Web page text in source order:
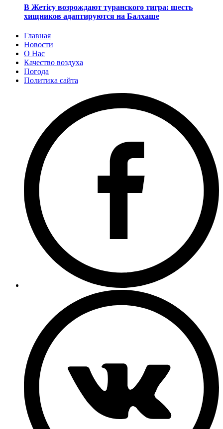
В Жетісу возрождают туранского тигра: шесть
хищников адаптируются на Балхаше
Главная
Новости
О Нас
Качество воздуха
Погода
Политика сайта